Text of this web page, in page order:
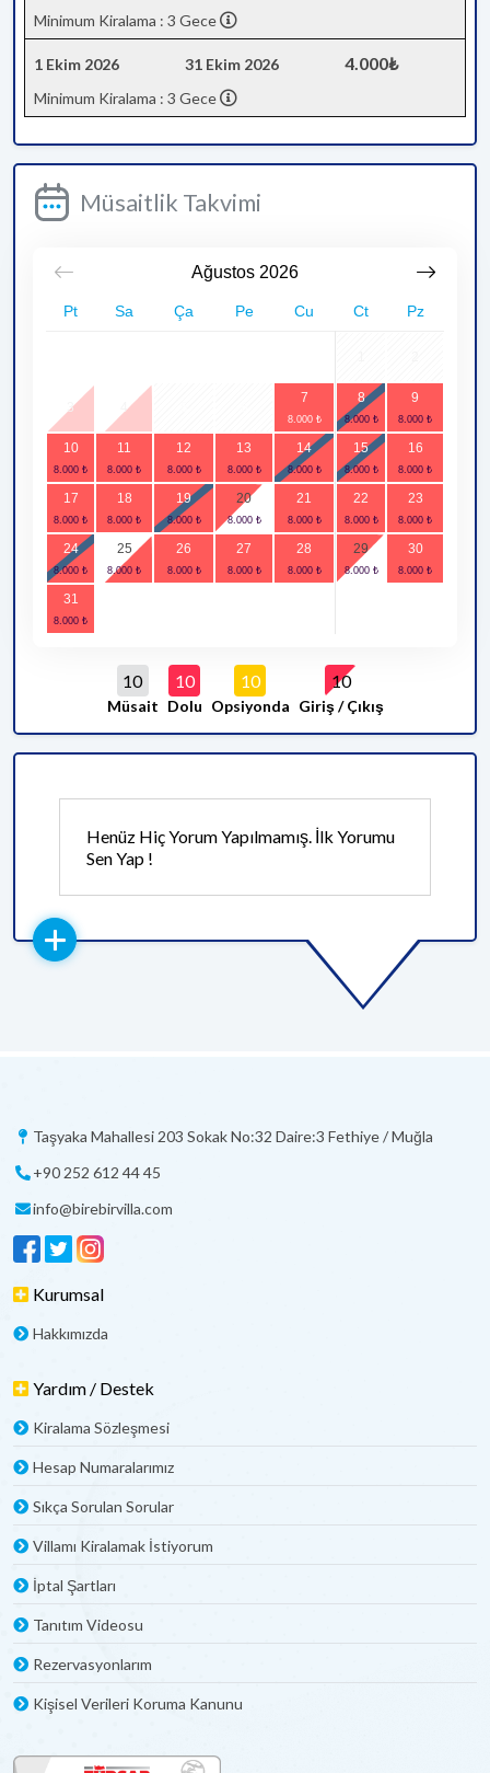
Minimum Kiralama : 3 Gece
1 Ekim 2026 31 Ekim 2026 4.000₺
Minimum Kiralama : 3 Gece
Müsaitlik Takvimi
Ağustos 2026
Pt Sa Ça Pe Cu Ct Pz
3 4
7 8 9
10 11 12 13 14 15 16
17 18 19 20 21 22 23
24 25 26 27 28 29 30
31
10
Müsait
10
Dolu
10
Opsiyonda
10
Giriş / Çıkış
Henüz Hiç Yorum Yapılmamış. İlk Yorumu
Sen Yap !
Taşyaka Mahallesi 203 Sokak No:32 Daire:3 Fethiye / Muğla
+90 252 612 44 45
info@birebirvilla.com
Kurumsal
Hakkımızda
Yardım / Destek
Kiralama Sözleşmesi
Hesap Numaralarımız
Sıkça Sorulan Sorular
Villamı Kiralamak İstiyorum
İptal Şartları
Tanıtım Videosu
Rezervasyonlarım
Kişisel Verileri Koruma Kanunu